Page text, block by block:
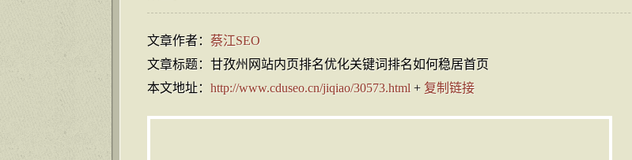
文章作者： 蔡江SEO
文章标题：甘孜州网站内页排名优化关键词排名如何稳居首页
本文地址： http://www.cduseo.cn/jiqiao/30573.html + 复制链接